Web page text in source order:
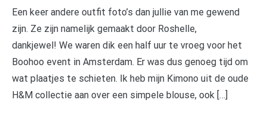
Een keer andere outfit foto’s dan jullie van me gewend
zijn. Ze zijn namelijk gemaakt door Roshelle,
dankjewel! We waren dik een half uur te vroeg voor het
Boohoo event in Amsterdam. Er was dus genoeg tijd om
wat plaatjes te schieten. Ik heb mijn Kimono uit de oude
H&M collectie aan over een simpele blouse, ook […]